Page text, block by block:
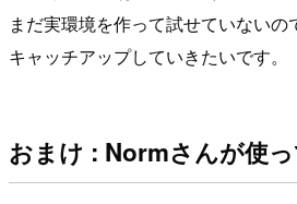
まだ実環境を作って試せていないの
キャッチアップしていきたいです。
おまけ : Normさんが使